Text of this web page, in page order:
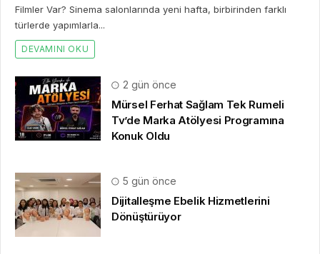
Filmler Var? Sinema salonlarında yeni hafta, birbirinden farklı
türlerde yapımlarla...
DEVAMINI OKU
2 gün önce
Mürsel Ferhat Sağlam Tek Rumeli
Tv’de Marka Atölyesi Programına
Konuk Oldu
5 gün önce
Dijitalleşme Ebelik Hizmetlerini
Dönüştürüyor